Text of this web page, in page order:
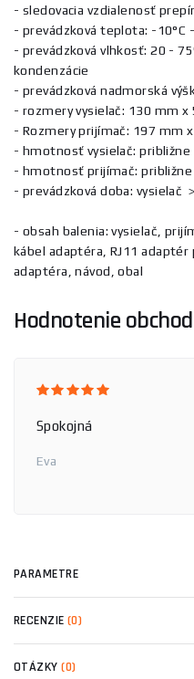
- sledovacia vzdialenosť
- prevádzková teplota: -10°C -
- prevádzková vlhkosť: 20 -
kondenzácie
- prevádzková nadmorská
- rozmery vysielač: 130 mm x
- Rozmery prijímač: 197 mm
- hmotnosť vysielač: približne
- hmotnosť prijímač: približne
- prevádzková doba: vysielač
- obsah balenia: vysielač,
kábel adaptéra, RJ11 adaptér
adaptéra, návod, obal
Hodnotenie
Spokojná
Eva
PARAMETRE
RECENZIE (0)
OTÁZKY(0)